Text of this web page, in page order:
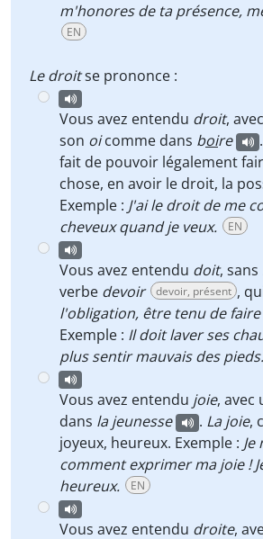
m'honores de ta présence,
EN
Le droitse prononce :
Vous avez entendu droit, avec
son oicomme dans boire .
fait de pouvoir légalement
chose, en avoir le droit, la
Exemple : J'ai le droit de me
cheveux quand je veux.
EN
Vous avez entendu doit, sans
verbe devoir devoir, présent ,
l'obligation, être tenu de
Exemple : Il doit laver ses
plus sentir mauvais des pieds.
Vous avez entendu joie, avec
dans lajeunesse . La joie,
joyeux, heureux. Exemple : Je
comment exprimer ma joie !
heureux.
EN
Vous avez entendu droite,